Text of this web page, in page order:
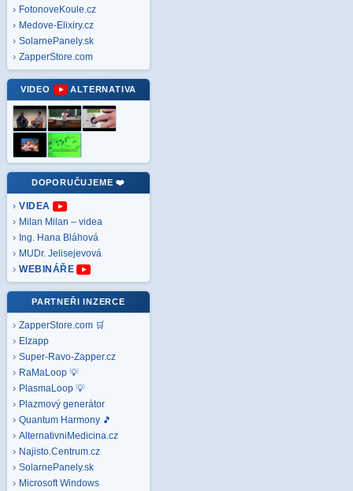
FotonoveKoule.cz
Medove-Elixiry.cz
SolarnePanely.sk
ZapperStore.com
VIDEO ALTERNATIVA
DOPORUČUJEME ❤️
VIDEA
Milan Milan – videa
Ing. Hana Bláhová
MUDr. Jelisejevová
WEBINÁŘE
PARTNEŘI INZERCE
ZapperStore.com 🛒
Elzapp
Super-Ravo-Zapper.cz
RaMaLoop 💡
PlasmaLoop 💡
Plazmový generátor
Quantum Harmony 🎵
AlternativniMedicina.cz
Najisto.Centrum.cz
SolarnePanely.sk
Microsoft Windows